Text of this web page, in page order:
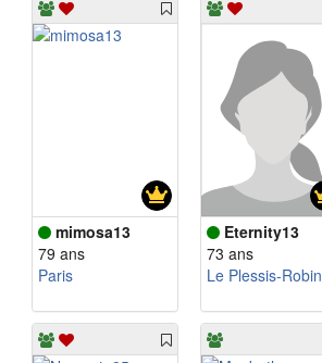
mimosa13
79 ans
Paris
Eternity13
73 ans